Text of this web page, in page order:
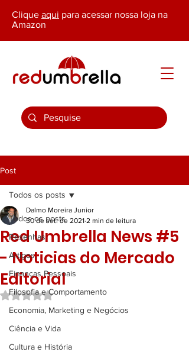
Clique aqui para acessar nossa loja na
Amazon
Post
Todos os posts
Resenhas
Artigos
Finanças Pessoais
Filosofia e Comportamento
Economia, Marketing e Negócios
Ciência e Vida
Cultura e História
Todos os posts
Red Umbrella News #5
- Noticias do Mercado
Editorial
Dalmo Moreira Junior
30 de set. de 2021 2 min de leitura
Avaliado com NaN de 5 estrelas.